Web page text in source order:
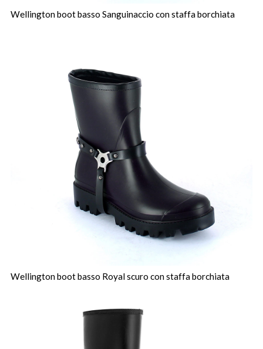
Wellington boot basso Sanguinaccio con staffa borchiata
Wellington boot basso Royal scuro con staffa borchiata